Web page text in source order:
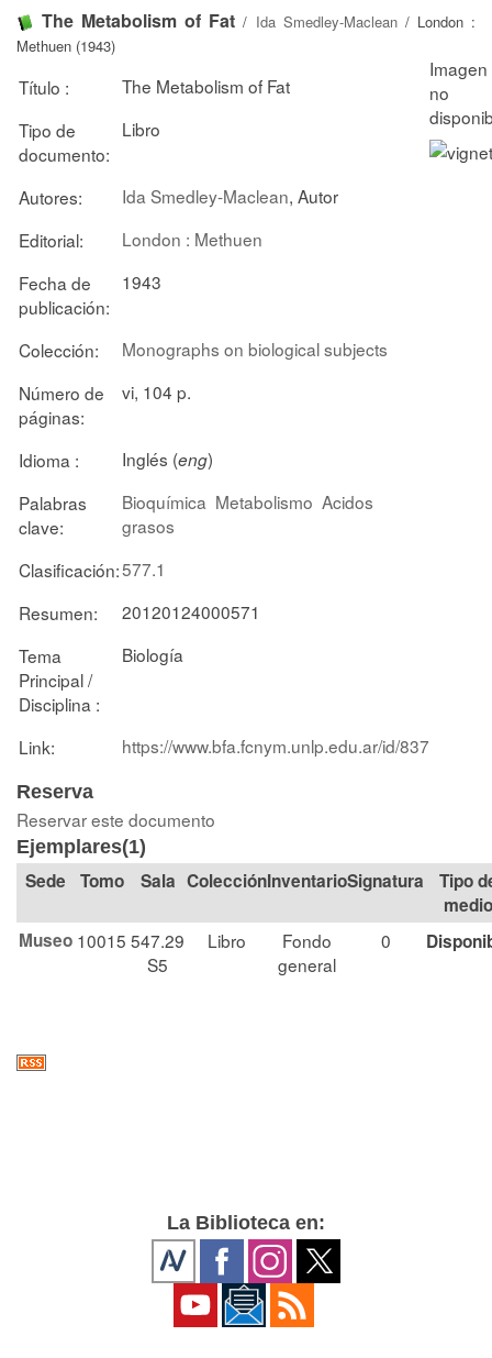
The Metabolism of Fat / Ida Smedley-Maclean/ London :
Methuen (1943)
Título :
The Metabolism of Fat
Tipo de
documento:
Libro
Autores: Ida Smedley-Maclean, Autor
Editorial:
London : Methuen
Fecha de
publicación:
1943
Colección:
Monographs on biological subjects
Número de
páginas:
vi, 104 p.
Idioma : Inglés (eng)
Palabras
clave:
Bioquímica Metabolismo Acidos
grasos
Clasificación:577.1
Resumen:
20120124000571
Tema
Principal /
Disciplina :
Biología
Link: https://www.bfa.fcnym.unlp.edu.ar/id/837
Reserva
Reservar este documento
Ejemplares(1)
Tomo Sala Colección Signatura
Tipo
medio
Museo 10015 547.29
S5
Libro
Fondo
general
0
La Biblioteca en: